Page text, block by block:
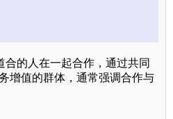
合的人在一起合作，通过共同
增值的群体，通常强调合作与